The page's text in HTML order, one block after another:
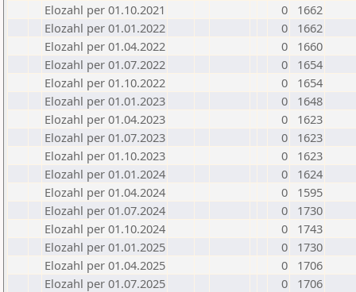
Elozahl per 01.10.2021
0
1662
Elozahl per 01.01.2022
0
1662
Elozahl per 01.04.2022
0
1660
Elozahl per 01.07.2022
0
1654
Elozahl per 01.10.2022
0
1654
Elozahl per 01.01.2023
0
1648
Elozahl per 01.04.2023
0
1623
Elozahl per 01.07.2023
0
1623
Elozahl per 01.10.2023
0
1623
Elozahl per 01.01.2024
0
1624
Elozahl per 01.04.2024
0
1595
Elozahl per 01.07.2024
0
1730
Elozahl per 01.10.2024
0
1743
Elozahl per 01.01.2025
0
1730
Elozahl per 01.04.2025
0
1706
Elozahl per 01.07.2025
0
1706